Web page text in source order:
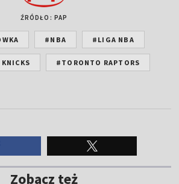
ŹRÓDŁO: PAP
#NBA #LIGA NBA
KNICKS #TORONTO RAPTORS
Zobacz też